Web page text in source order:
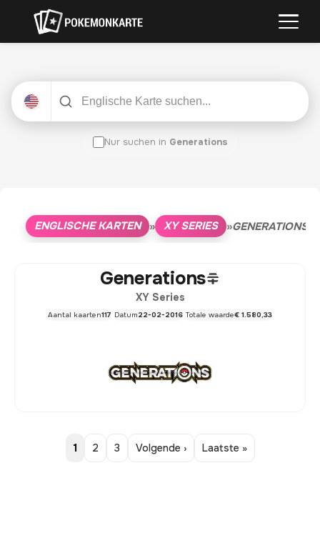
Nur suchen in Generations
ENGLISCHE KARTEN » XY SERIES »GENERATIONS
Generations
XY Series
Aantal kaarten117 Datum22-02-2016 Totale waarde€ 1.580,33
1 2 3 Volgende › Laatste »